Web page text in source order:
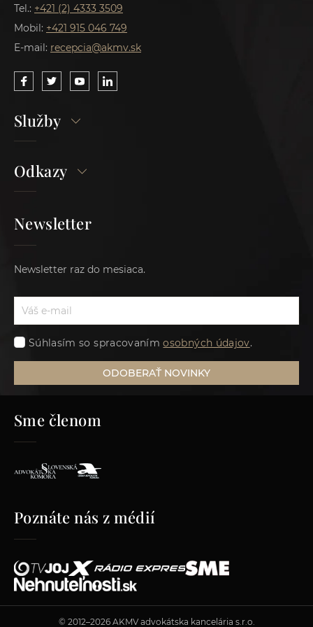
Tel.: +421 (2) 4333 3509
Mobil: +421 915 046 749
E-mail: recepcia@akmv.sk
Služby
Odkazy
Newsletter
Newsletter raz do mesiaca.
Súhlasím so spracovanímosobných údajov.
ODOBERAŤ NOVINKY
Sme členom
Poznáte nás z médií
© 2012–2026 AKMV advokátska kancelária s.r.o.